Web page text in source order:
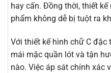
hay cấn. Đồng thời, thiết
phẩm không dễ bị tuột ra
Với thiết kế hình chữ C đặc
mái mặc quần lót và tận
nào. Việc áp sát chính xác